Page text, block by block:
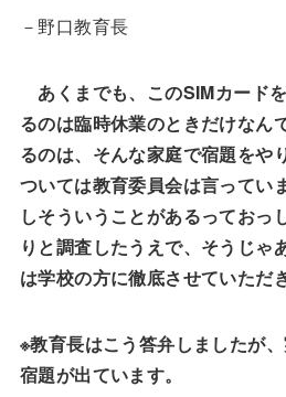
－野口教育長
あくまでも、このSIMカード
るのは臨時休業のときだけなん
るのは、そんな家庭で宿題をや
ついては教育委員会は言ってい
しそういうことがあるっておっ
りと調査したうえで、そうじゃ
は学校の方に徹底させていただ
※教育長はこう答弁しましたが
宿題が出ています。